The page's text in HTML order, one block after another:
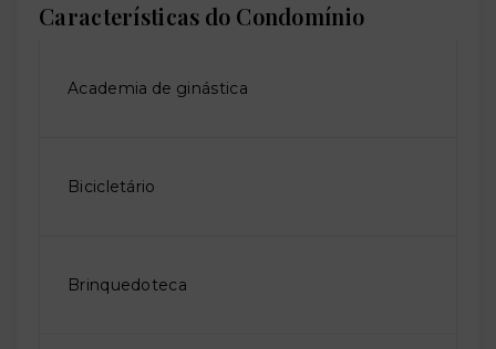
Características do Condomínio
Academia de ginástica
Bicicletário
Brinquedoteca